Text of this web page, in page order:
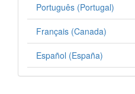
Português (Portugal)
Français (Canada)
Español (España)